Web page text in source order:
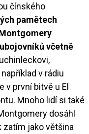
čínského
pamětech
včetně
v rádiu
v první bitvě u El
Mnoho lidí si také
dosáhl
zatím jako většina